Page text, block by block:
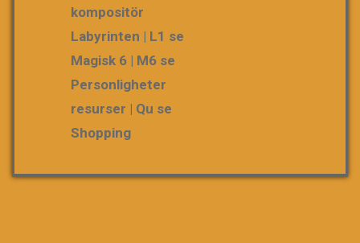
kompositör
Labyrinten | L1 se
Magisk 6 | M6 se
Personligheter
resurser | Qu se
Shopping